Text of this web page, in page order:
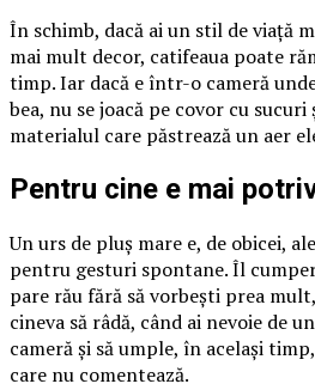
În schimb, dacă ai un stil de viață
mai mult decor, catifeaua poate
timp. Iar dacă e într-o cameră
bea, nu se joacă pe covor cu
materialul care păstrează un aer
Pentru cine e mai
Un urs de pluș mare e, de obicei,
pentru gesturi spontane. Îl
pare rău fără să vorbești prea
cineva să râdă, când ai nevoie de
cameră și să umple, în același
care nu comentează.